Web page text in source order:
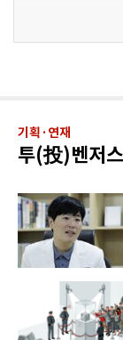
기획·연재
투(投)벤저스